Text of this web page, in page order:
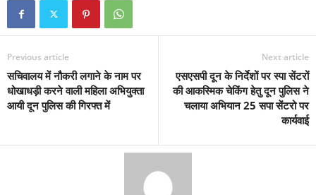
Previous article
सचिवालय में नौकरी लगाने के नाम पर
धोखाधड़ी करने वाली महिला अभियुक्ता
आयी दून पुलिस की गिरफ्त में
Next article
एसएसपी दून के निर्देशों पर स्पा सेंटरों
की आकस्मिक चेकिंग हेतु दून पुलिस ने
चलाया अभियान 25 सपा सेंटरो पर
कार्यवाई